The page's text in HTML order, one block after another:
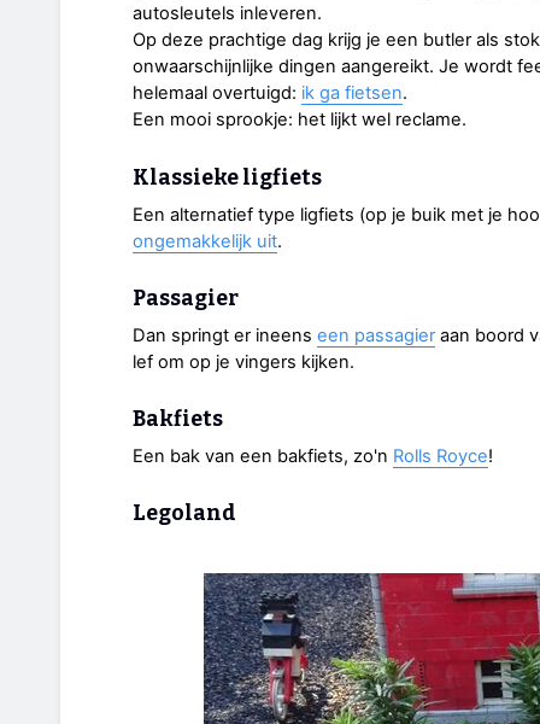
autosleutels inleveren.
Op deze prachtige dag krijg je een butler als
onwaarschijnlijke dingen aangereikt. Je wordt
helemaal overtuigd: ik ga fietsen.
Een mooi sprookje: het lijkt wel reclame.
Klassieke ligfiets
Een alternatief type ligfiets (op je buik met je
ongemakkelijk uit.
Passagier
Dan springt er ineens een passagier aan boord
lef om op je vingers kijken.
Bakfiets
Een bak van een bakfiets, zo'n Rolls Royce!
Legoland